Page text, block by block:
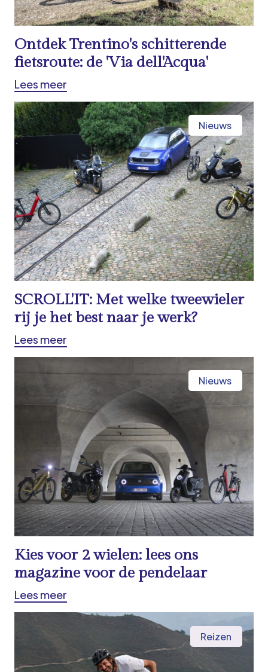
Ontdek Trentino's schitterende
fietsroute: de 'Via dell'Acqua'
Lees meer
Nieuws
SCROLL'IT: Met welke tweewieler
rij je het best naar je werk?
Lees meer
Nieuws
Kies voor 2 wielen: lees ons
magazine voor de pendelaar
Lees meer
Reizen